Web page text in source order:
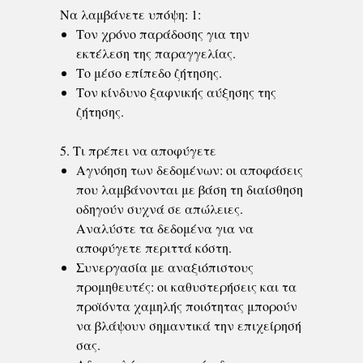
Να λαμβάνετε υπόψη: 1:
Τον χρόνο παράδοσης για την
εκτέλεση της παραγγελίας.
Το μέσο επίπεδο ζήτησης.
Τον κίνδυνο ξαφνικής αύξησης της
ζήτησης.
5. Τι πρέπει να αποφύγετε
Αγνόηση των δεδομένων: οι αποφάσεις
που λαμβάνονται με βάση τη διαίσθηση
οδηγούν συχνά σε απώλειες.
Αναλύστε τα δεδομένα για να
αποφύγετε περιττά κόστη.
Συνεργασία με αναξιόπιστους
προμηθευτές: οι καθυστερήσεις και τα
προϊόντα χαμηλής ποιότητας μπορούν
να βλάψουν σημαντικά την επιχείρησή
σας.